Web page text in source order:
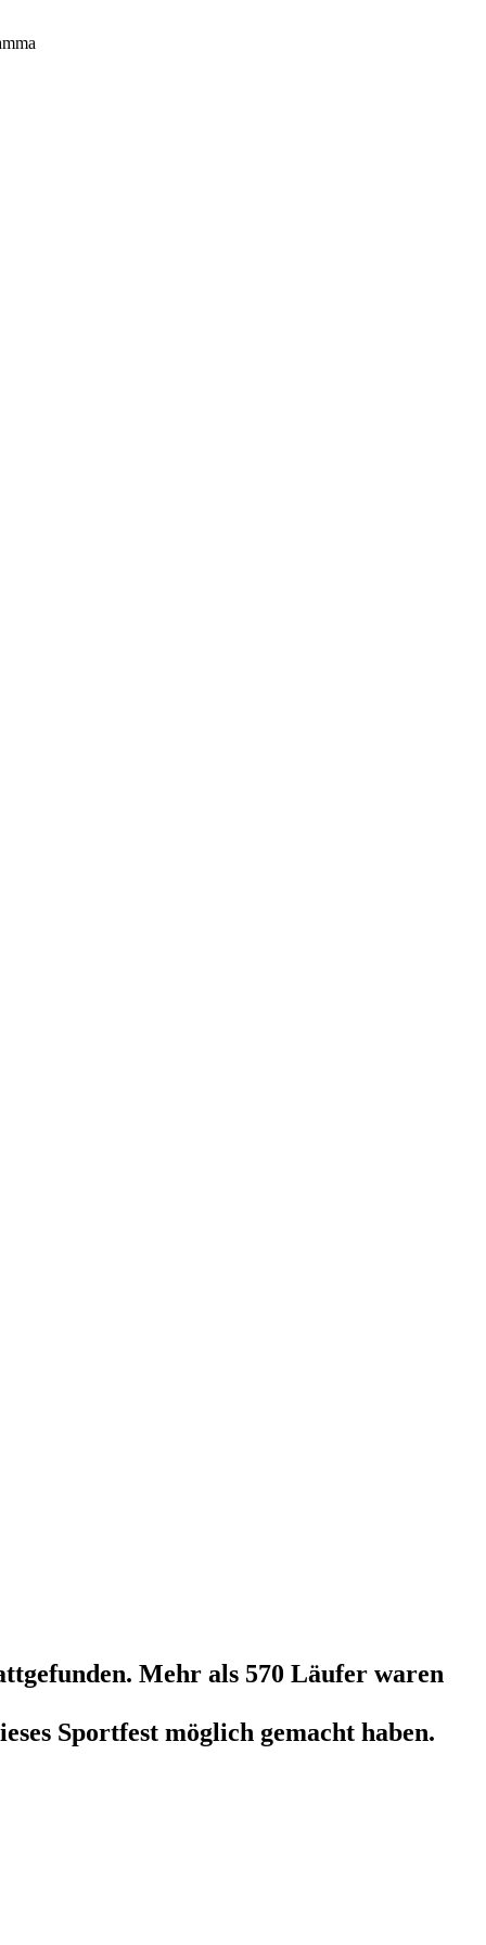
Mehr als 570 Läufer waren
Sportfest möglich gemacht haben.